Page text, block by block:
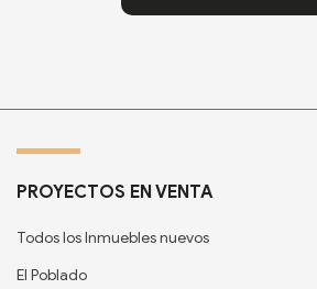
PROYECTOS EN VENTA
Todos los Inmuebles nuevos
El Poblado